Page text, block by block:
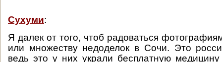
Сухуми:
Я далек от того, чтоб радоваться
или множеству недоделок в Сочи. Это
ведь это у них украли бесплатную